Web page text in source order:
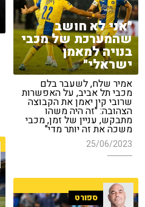
"אני לא חושב
שהמערכת של מכבי
בנויה למאמן
ישראלי"
אמיר שלח, לשעבר בלם
מכבי תל אביב, על האפשרות
שרובי קין יאמן את הקבוצה
הצהובה: "זה היה משהו
מתבקש, עניין של זמן, מכבי
משכה את זה יותר מדי"
25/06/2023
ספורט